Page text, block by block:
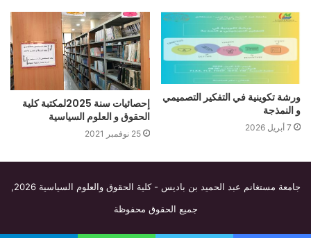
ورشة تكوينية في التفكير التصميمي
و النمذجة
7 أبريل 2026
إحصائيات سنة 2025لمكتبة كلية
الحقوق و العلوم السياسية
25 نوفمبر 2021
جامعة مستغانم عبد الحميد بن باديس - كلية الحقوق والعلوم السياسية
2026,
جميع الحقوق محفوظة